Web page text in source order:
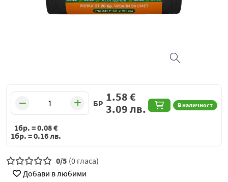
БР В наличност
1.58€
3.09лв.
1бр. =0.08€
1бр. =0.16лв.
0/5 (0 гласа)
Добави в любими